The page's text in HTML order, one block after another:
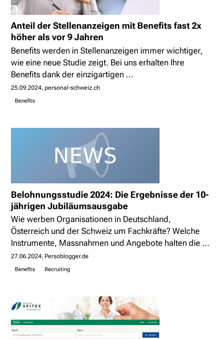
Anteil der Stellenanzeigen mit Benefits fast 2x
höher als vor 9 Jahren
Benefits werden in Stellenanzeigen immer wichtiger,
wie eine neue Studie zeigt. Bei uns erhalten Ihre
Benefits dank der einzigartigen ...
25.09.2024 personal-schweiz.ch
Benefits
Belohnungsstudie 2024: Die Ergebnisse der 10-
jährigen Jubiläumsausgabe
Wie werben Organisationen in Deutschland,
Österreich und der Schweiz um Fachkräfte? Welche
Instrumente, Massnahmen und Angebote halten die ...
27.06.2024 Persoblogger.de
Benefits Recruiting